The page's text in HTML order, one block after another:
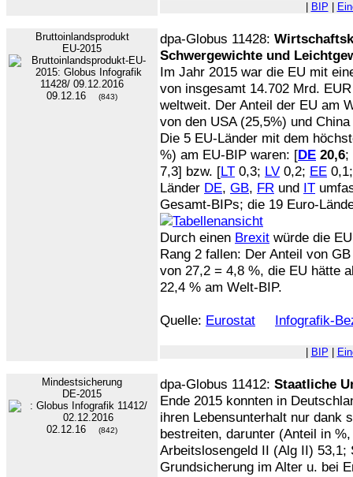
BIP
Bruttoinlandsprodukt
EU-2015
09.12.16 (843)
dpa-Globus 11428:
Schwergewichte und
Im Jahr 2015 war die EU mit
von insgesamt 14.702 Mrd.
weltweit. Der Anteil der EU am
von den USA (25,5%) und
Die 5 EU-Länder mit dem
%) am EU-BIP waren: [DE 20,6;
7,3] bzw. [LT 0,3; LV 0,2; EE
Länder DE, GB, FR und IT
Gesamt-BIPs; die 19 Euro-
Durch einen Brexit würde die
Rang 2 fallen: Der Anteil von
von 27,2 = 4,8 %, die EU hätte
22,4 % am Welt-BIP.
Quelle: Eurostat Infografik-
BIP
Mindestsicherung
DE-2015
02.12.16 (842)
dpa-Globus 11412: Staatliche
Ende 2015 konnten in
ihren Lebensunterhalt nur dank
bestreiten, darunter (Anteil in
Arbeitslosengeld II (Alg II) 53,1;
Grundsicherung im Alter u. bei